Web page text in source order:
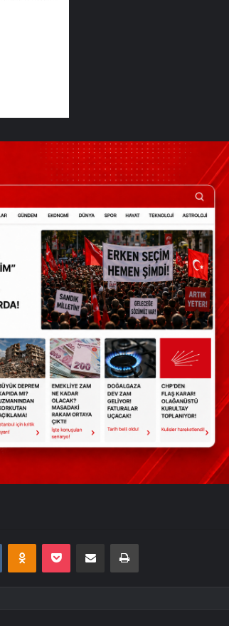
VKontakteOdnoklassniki
Pocket E-Posta ile paylaş Yazdır